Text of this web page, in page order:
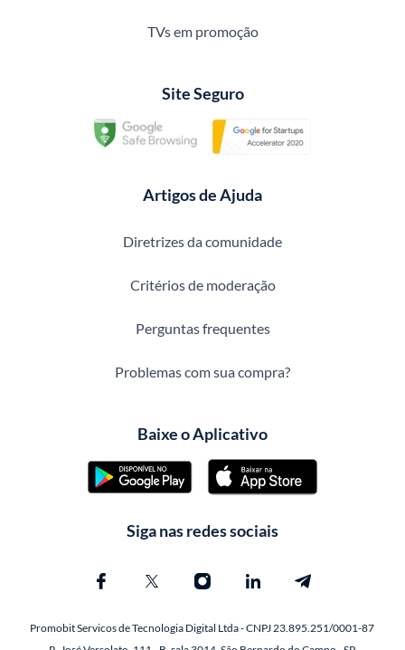
TVs em promoção
Site Seguro
Artigos de Ajuda
Diretrizes da comunidade
Critérios de moderação
Perguntas frequentes
Problemas com sua compra?
Baixe o Aplicativo
Siga nas redes sociais
Promobit Servicos de Tecnologia Digital Ltda - CNPJ 23.895.251/0001-87